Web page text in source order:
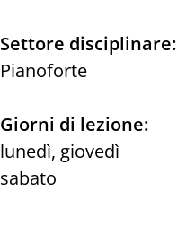
Settore disciplinare:
Pianoforte
Giorni di lezione:
lunedì, giovedì
sabato